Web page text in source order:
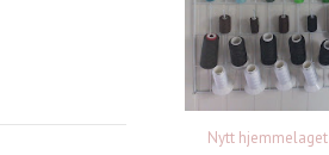
Nytt